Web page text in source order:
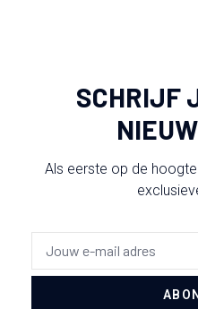
SCHRIJF
Als eerste op de